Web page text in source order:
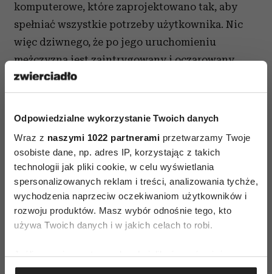
Odpowiedzialne wykorzystanie Twoich danych
Wraz z naszymi 1022 partnerami przetwarzamy Twoje
osobiste dane, np. adres IP, korzystając z takich
technologii jak pliki cookie, w celu wyświetlania
spersonalizowanych reklam i treści, analizowania tychże,
wychodzenia naprzeciw oczekiwaniom użytkowników i
rozwoju produktów. Masz wybór odnośnie tego, kto
używa Twoich danych i w jakich celach to robi.
Jeśli wyrazisz na to zgodę, chcielibyśmy również:
Gromadzić dane dotyczące Twojej lokalizacji
komputerowe, które zaprojektowano tak, aby
spełniać wszystkie potrzeby użytkownika. Nic
więc dziwnego, że po jego uruchomieniu
mężczyzna jest zaintrygowany i oczarowany.
Między nim a systemem operacyjnym zaczyna
rozwijać się przyjaźń, która z czasem przeradza
się w płomienny romans.
⋯